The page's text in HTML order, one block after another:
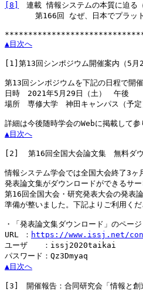
[8]
連載 情報システムの本質に迫る（
第166回 なぜ、日本でプラットフ
▲目次へ
[1] 第13回シンポジウム開催案内（5月
第13回シンポジウムを下記の日程で開催
日時　2021年5月29日（土）　午後
場所　専修大学　神田キャンパス（予定
▲目次へ
[2]
第16回全国大会論文集　無料ダ
情報システム学会では全国大会終了3ヶ
発表論文集がダウンロードができるサー
第16回全国大会・研究発表大会の発表
準備が整いました。下記よりご利用く
・「発表論文集ダウンロード」のページ
URL ： https://www.issj.net/
ユーザ　　：issj2020taikai
▲目次へ
[3] 開催報告：合同研究会「情報と創